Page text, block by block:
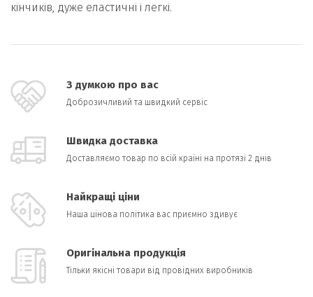
кінчиків, дуже еластичні і легкі.
З думкою про вас
Доброзичливий та швидкий сервіс
Швидка доставка
Доставляємо товар по всій країні на протязі 2 днів
Найкращі ціни
Наша цінова політика вас приємно здивує
Оригінальна продукція
Тільки якісні товари від провідних виробників